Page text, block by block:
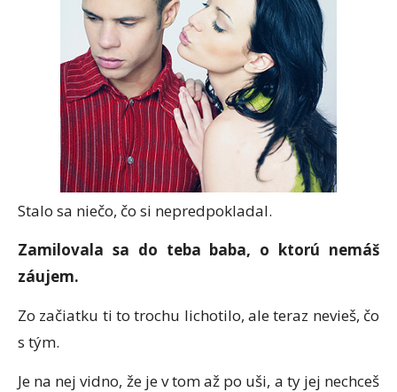
Stalo sa niečo, čo si nepredpokladal.
Zamilovala sa do teba baba, o ktorú nemáš
záujem.
Zo začiatku ti to trochu lichotilo, ale teraz nevieš, čo
s tým.
Je na nej vidno, že je v tom až po uši, a ty jej nechceš